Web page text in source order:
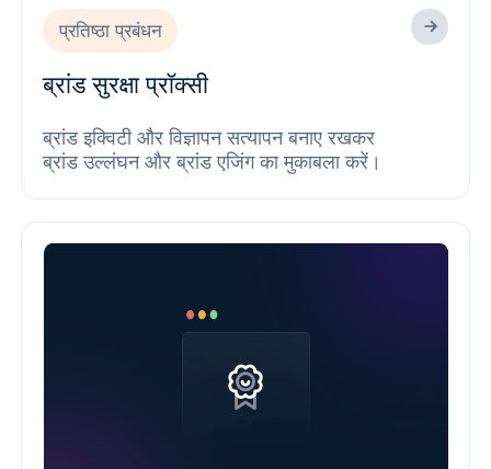
प्रतिष्ठा प्रबंधन
ब्रांड सुरक्षा प्रॉक्सी
ब्रांड इक्विटी और विज्ञापन सत्यापन बनाए रखकर
ब्रांड उल्लंघन और ब्रांड एजिंग का मुकाबला करें।